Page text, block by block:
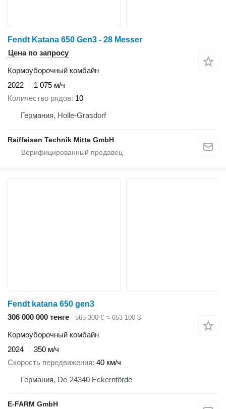
Fendt Katana 650 Gen3 - 28 Messer
Цена по запросу
Кормоуборочный комбайн
2022
1 075 м/ч
Количество рядов 10
Германия, Holle-Grasdorf
Raiffeisen Technik Mitte GmbH
Fendt katana 650 gen3
306 000 000 тенге
565 300 € ≈ 653 100 $
Кормоуборочный комбайн
2024
350 м/ч
Скорость передвижения 40 км/ч
Германия, De-24340 Eckernförde
E-FARM GmbH